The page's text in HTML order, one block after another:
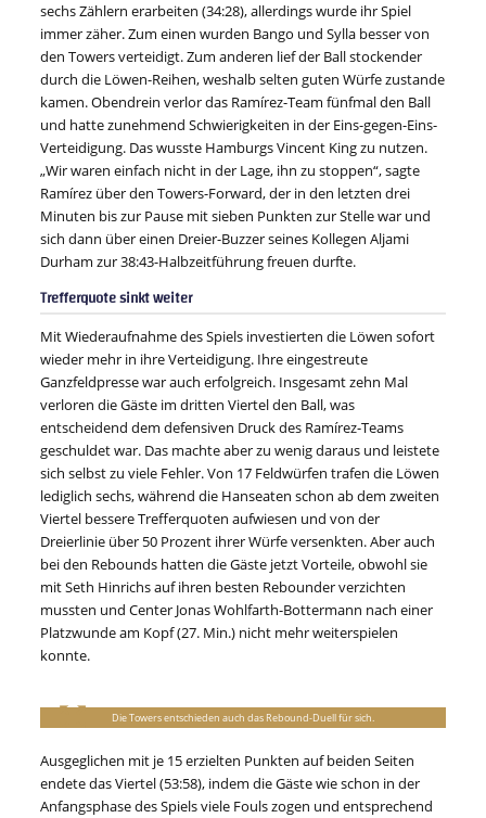
sechs Zählern erarbeiten (34:28), allerdings wurde ihr Spiel
immer zäher. Zum einen wurden Bango und Sylla besser von
den Towers verteidigt. Zum anderen lief der Ball stockender
durch die Löwen-Reihen, weshalb selten guten Würfe zustande
kamen. Obendrein verlor das Ramírez-Team fünfmal den Ball
und hatte zunehmend Schwierigkeiten in der Eins-gegen-Eins-
Verteidigung. Das wusste Hamburgs Vincent King zu nutzen.
„Wir waren einfach nicht in der Lage, ihn zu stoppen“, sagte
Ramírez über den Towers-Forward, der in den letzten drei
Minuten bis zur Pause mit sieben Punkten zur Stelle war und
sich dann über einen Dreier-Buzzer seines Kollegen Aljami
Durham zur 38:43-Halbzeitführung freuen durfte.
Trefferquote sinkt weiter
Mit Wiederaufnahme des Spiels investierten die Löwen sofort
wieder mehr in ihre Verteidigung. Ihre eingestreute
Ganzfeldpresse war auch erfolgreich. Insgesamt zehn Mal
verloren die Gäste im dritten Viertel den Ball, was
entscheidend dem defensiven Druck des Ramírez-Teams
geschuldet war. Das machte aber zu wenig daraus und leistete
sich selbst zu viele Fehler. Von 17 Feldwürfen trafen die Löwen
lediglich sechs, während die Hanseaten schon ab dem zweiten
Viertel bessere Trefferquoten aufwiesen und von der
Dreierlinie über 50 Prozent ihrer Würfe versenkten. Aber auch
bei den Rebounds hatten die Gäste jetzt Vorteile, obwohl sie
mit Seth Hinrichs auf ihren besten Rebounder verzichten
mussten und Center Jonas Wohlfarth-Bottermann nach einer
Platzwunde am Kopf (27. Min.) nicht mehr weiterspielen
konnte.
Die Towers entschieden auch das Rebound-Duell für sich.
Ausgeglichen mit je 15 erzielten Punkten auf beiden Seiten
endete das Viertel (53:58), indem die Gäste wie schon in der
Anfangsphase des Spiels viele Fouls zogen und entsprechend